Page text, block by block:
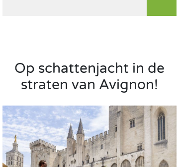
Op schattenjacht in de
straten van Avignon!